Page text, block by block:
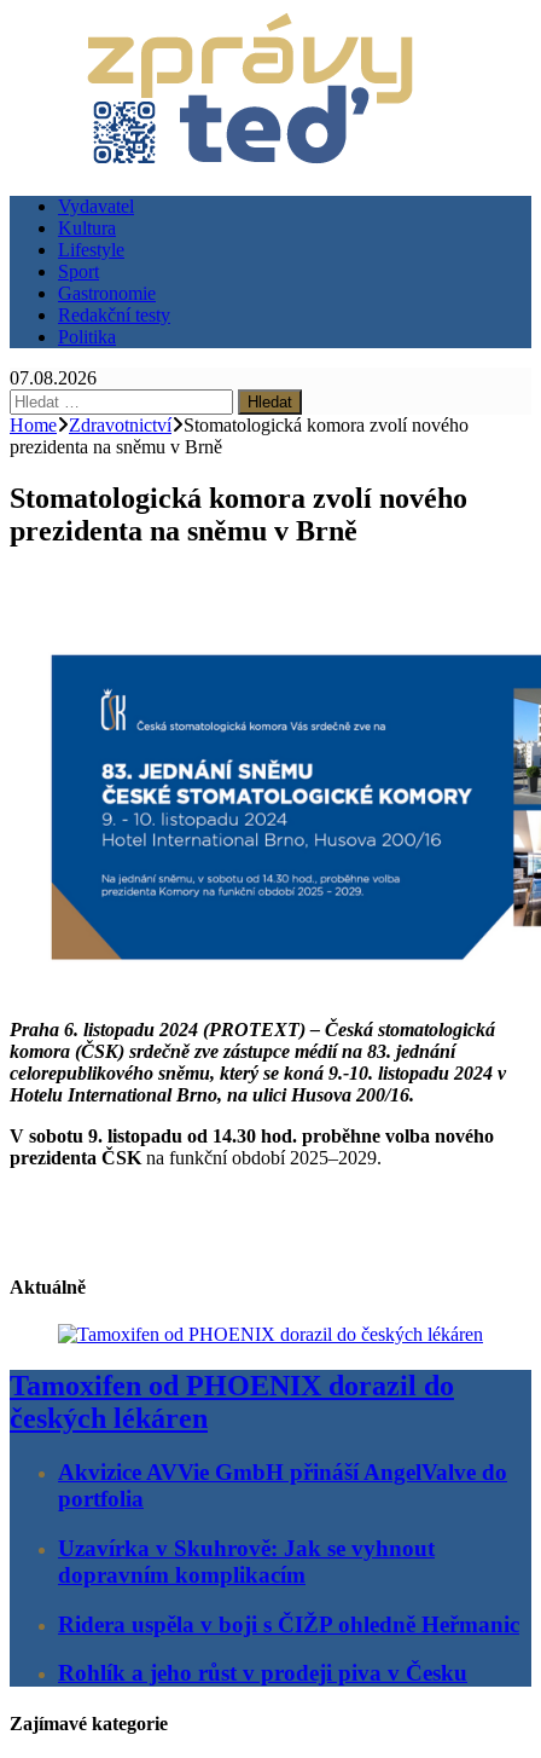
Vydavatel
Kultura
Lifestyle
Sport
Gastronomie
Redakční testy
Politika
07.08.2026
Vyhledávání
Home
Zdravotnictví
Stomatologická komora zvolí nového
prezidenta na sněmu v Brně
Stomatologická komora zvolí nového
prezidenta na sněmu v Brně
Praha 6. listopadu 2024 (PROTEXT) – Česká stomatologická
komora (ČSK) srdečně zve zástupce médií na 83. jednání
celorepublikového sněmu, který se koná 9.-10. listopadu 2024 v
Hotelu International Brno, na ulici Husova 200/16.
V sobotu 9. listopadu od 14.30 hod. proběhne volba nového
prezidenta ČSK na funkční období 2025–2029.
Aktuálně
Tamoxifen od PHOENIX dorazil do
českých lékáren
Akvizice AVVie GmbH přináší AngelValve do
portfolia
Uzavírka v Skuhrově: Jak se vyhnout
dopravním komplikacím
Ridera uspěla v boji s ČIŽP ohledně Heřmanic
Rohlík a jeho růst v prodeji piva v Česku
Zajímavé kategorie